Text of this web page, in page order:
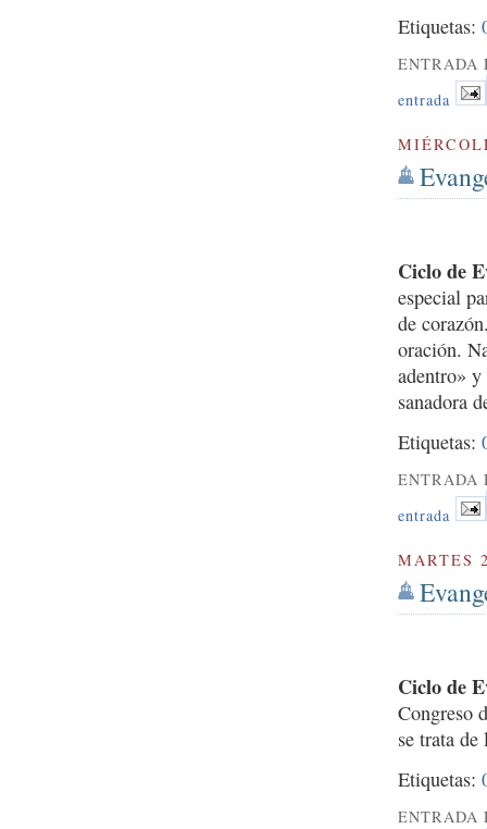
Etiquetas:
ENTRADA
entrada
Ciclo de
especial
de
oración.
adentro»
sanadora
Etiquetas:
ENTRADA
entrada
MARTES
Ciclo de
Congreso
se trata
Etiquetas:
ENTRADA